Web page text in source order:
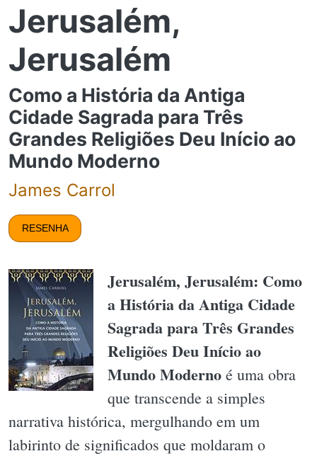
Jerusalém,
Jerusalém
Como a História da Antiga
Cidade Sagrada para Três
Grandes Religiões Deu Início ao
Mundo Moderno
James Carrol
RESENHA
Jerusalém, Jerusalém: Como
a História da Antiga Cidade
Sagrada para Três Grandes
Religiões Deu Início ao
Mundo Moderno é uma obra
que transcende a simples
narrativa histórica, mergulhando em um
labirinto de significados que moldaram o